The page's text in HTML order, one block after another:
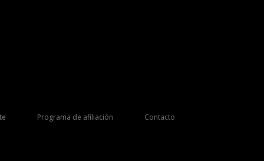
Programa de afiliación Contacto